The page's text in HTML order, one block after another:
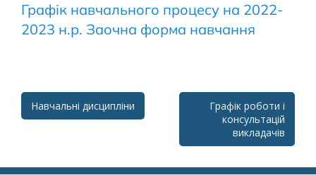
Графік навчального процесу на 2022-
2023 н.р. Заочна форма навчання
PostНавчальні дисципліни
Графік роботи і
консультацій
викладачів